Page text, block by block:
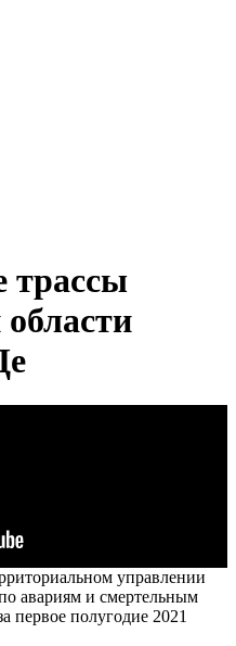
трассы
управлении
авариям и смертельным
первое полугодие 2021